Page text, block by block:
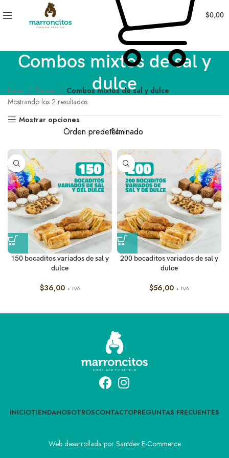
$0,00
Combos mixtos de sal y
dulce
Inicio Tienda
Combos mixtos de sal y dulce
Mostrando los 2 resultados
Mostrar opciones
150 bocaditos variados de sal y
dulce
$36,00 + IVA
200 bocaditos variados de sal y
dulce
$56,00 + IVA
INICIOTIENDANOSOTROSCONTACTOPREGUNTAS FRECUENTES
Web desarrollada por Santdev E-Commerce